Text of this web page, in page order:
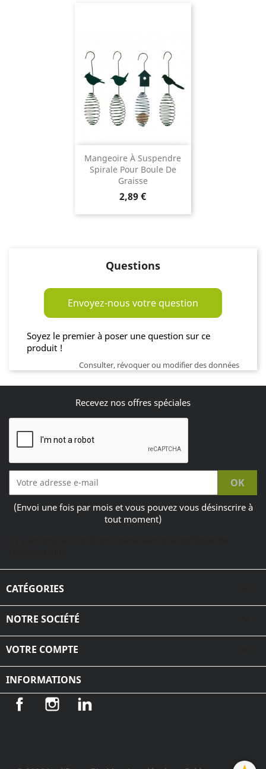
Mangeoire À Suspendre
Spirale Pour Boule De
Graisse
Prix
2,89 €
Questions
Envoyez-nous votre question
Soyez le premier à poser une question sur ce
produit !
Consulter, révoquer ou modifier des données
Recevez nos offres spéciales
(Envoi une fois par mois et vous pouvez vous désinscrire à
tout moment)
CATÉGORIES
NOTRE SOCIÉTÉ
VOTRE COMPTE
INFORMATIONS
Facebook Instagram